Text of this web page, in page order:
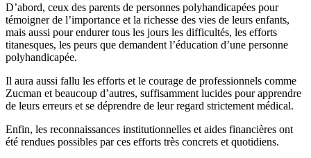
D’abord, ceux des parents de personnes polyhandicapées pour
témoigner de l’importance et la richesse des vies de leurs enfants,
mais aussi pour endurer tous les jours les difficultés, les efforts
titanesques, les peurs que demandent l’éducation d’une personne
polyhandicapée.
Il aura aussi fallu les efforts et le courage de professionnels comme
Zucman et beaucoup d’autres, suffisamment lucides pour apprendre
de leurs erreurs et se déprendre de leur regard strictement médical.
Enfin, les reconnaissances institutionnelles et aides financières ont
été rendues possibles par ces efforts très concrets et quotidiens.